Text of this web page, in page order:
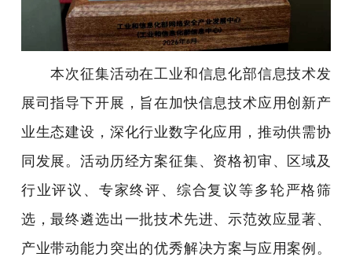
本次征集活动在工业和信息化部信息技术发
展司指导下开展，旨在加快信息技术应用创新产
业生态建设，深化行业数字化应用，推动供需协
同发展。活动历经方案征集、资格初审、区域及
行业评议、专家终评、综合复议等多轮严格筛
选，最终遴选出一批技术先进、示范效应显著、
产业带动能力突出的优秀解决方案与应用案例。